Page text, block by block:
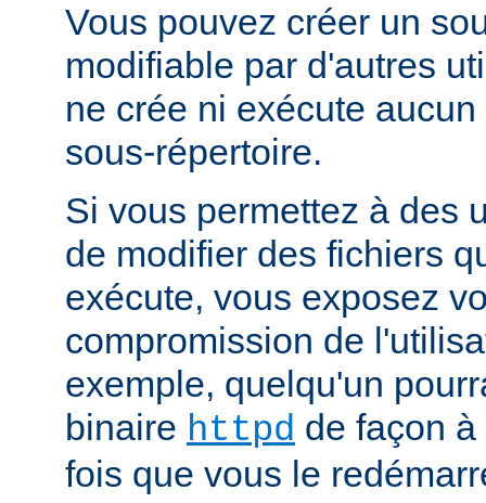
Vous pouvez créer un
modifiable par d'autres
ne crée ni exécute
sous-répertoire.
Si vous permettez à des
de modifier des fichiers
exécute, vous exposez
compromission de
exemple, quelqu'un
binaire httpd de façon
fois que vous le